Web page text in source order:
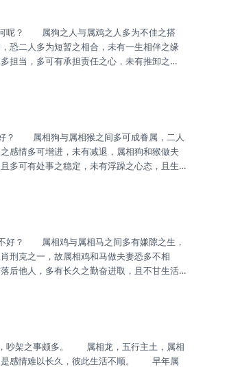
恐二人多为短暂之相合，未有一生相伴之缘
当，多可有承担责任之心，未有推卸之
钱财之心。 属鸡之人多有志向，为人多有
感情多可增进，未有减退，属相狗和猴做夫
可有处事之稳定，未有浮躁之心态，且生
相猴地支属金，金主义，其人多为善意之
刑克之一，故属相鸡和马做夫妻恐多不相
他人，多有长久之勤奋进取，且不甘生活
处，多热情相待，为人之活泼，多有好动
是感情难以长久，彼此生活不顺。 早年属